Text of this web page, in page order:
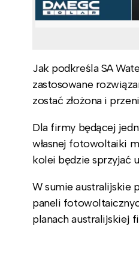
Jak podkreśla SA
zastosowane
zostać złożona i
Dla firmy będącej
własnej fotowoltaiki
kolei będzie sprzyjać
W sumie australijskie
paneli
planach australijskiej